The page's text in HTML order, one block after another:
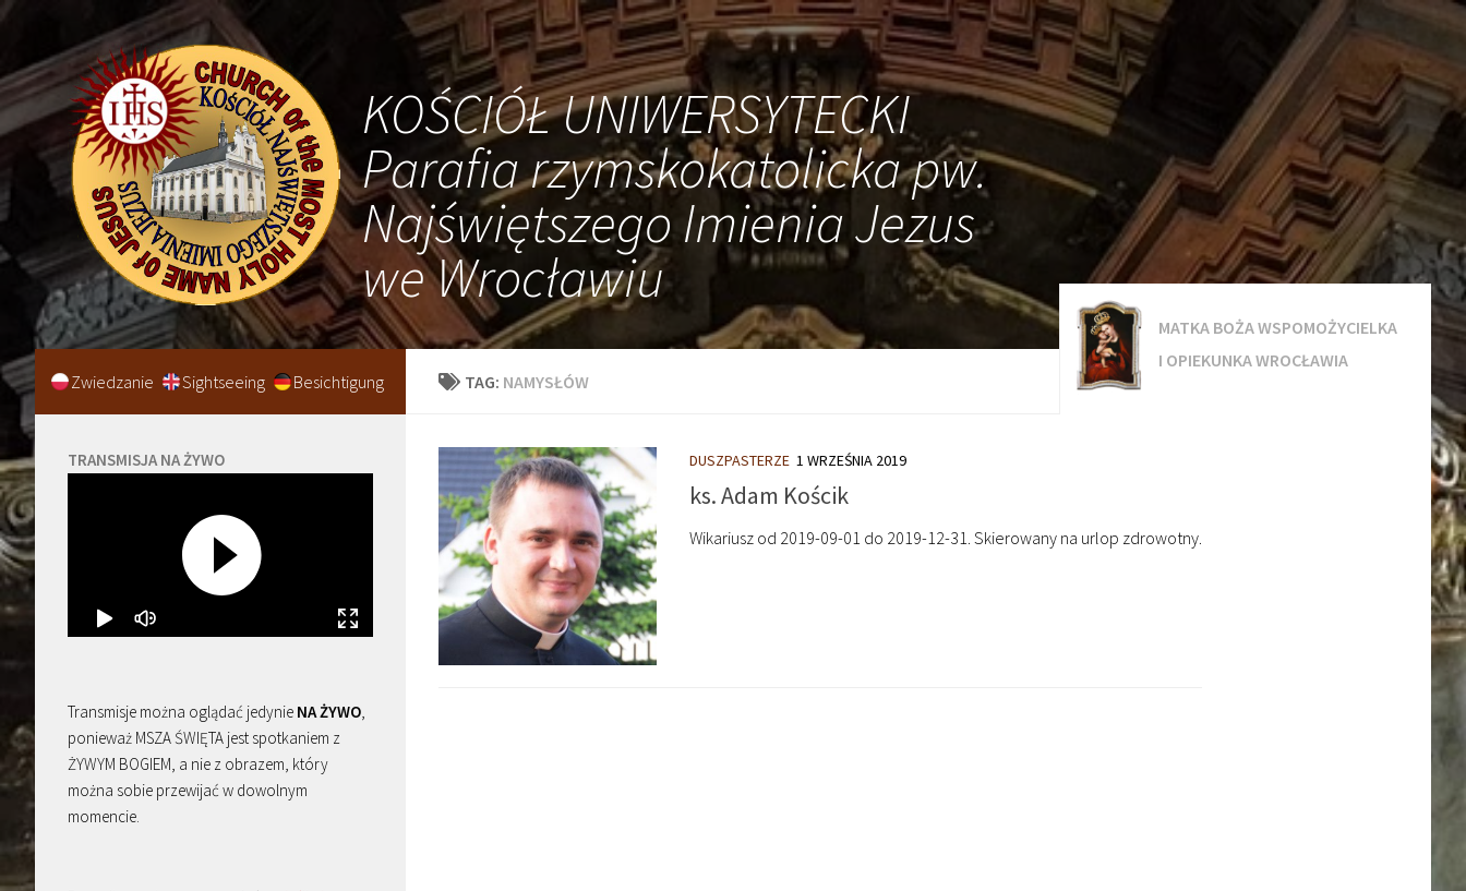
KOŚCIÓŁ UNIWERSYTECKI
Parafia rzymskokatolicka pw.
Najświętszego Imienia Jezus
we Wrocławiu
TAG: NAMYSŁÓW
MATKA BOŻA WSPOMOŻYCIELKA
I OPIEKUNKA WROCŁAWIA
DUSZPASTERZE 1 WRZEŚNIA 2019
ks. Adam Kościk
Wikariusz od 2019-09-01 do 2019-12-31. Skierowany na urlop zdrowotny.
Zwiedzanie Sightseeing Besichtigung
TRANSMISJA NA ŻYWO
Transmisje można oglądać jedynie NA ŻYWO,
ponieważ MSZA ŚWIĘTA jest spotkaniem z
ŻYWYM BOGIEM, a nie z obrazem, który
można sobie przewijać w dowolnym
momencie.